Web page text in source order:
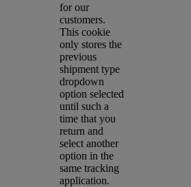
for our
customers.
This cookie
only stores the
previous
shipment type
dropdown
option selected
until such a
time that you
return and
select another
option in the
same tracking
application.